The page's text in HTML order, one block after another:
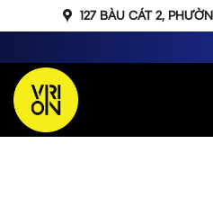
qua
dung
127 BÀU CÁT 2,